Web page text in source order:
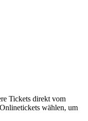
Tickets direkt vom
wählen, um